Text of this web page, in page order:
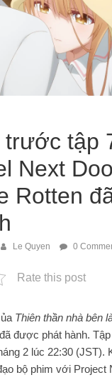
trước tập
Next
Rotten
Le Quyen 0
Rate this post
Thiên thần nhà bên
được phát hành.
2 lúc 22:30 (JST).
bộ phim với Project